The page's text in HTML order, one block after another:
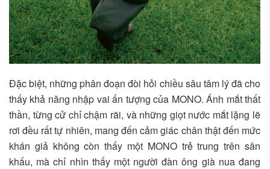
Đặc biệt, những phân đoạn đòi hỏi chiều sâu tâm lý đã cho
thấy khả năng nhập vai ấn tượng của MONO. Ánh mắt thất
thần, từng cử chỉ chậm rãi, và những giọt nước mắt lặng lẽ
rơi đều rất tự nhiên, mang đến cảm giác chân thật đến mức
khán giả không còn thấy một MONO trẻ trung trên sân
khấu, mà chỉ nhìn thấy một người đàn ông già nua đang